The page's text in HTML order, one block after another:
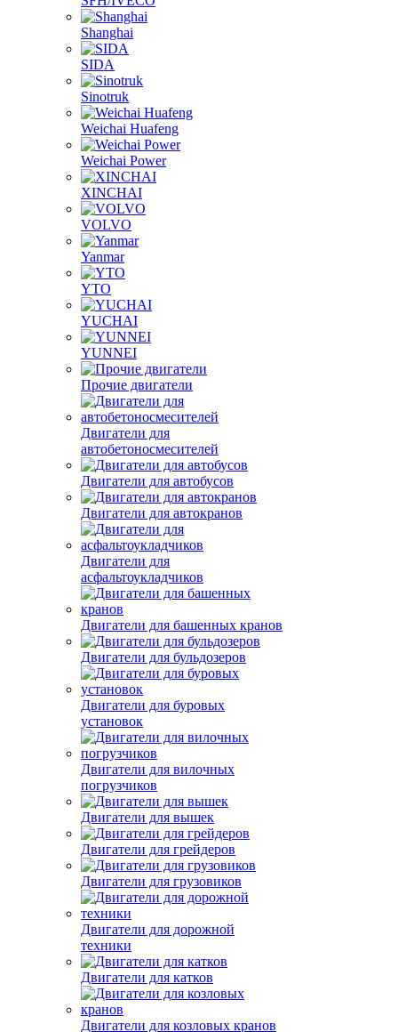
Shanghai
SIDA
Sinotruk
Weichai Huafeng
Weichai Power
XINCHAI
VOLVO
Yanmar
YTO
YUCHAI
YUNNEI
Прочие двигатели
Двигатели для
автобетоносмесителей
Двигатели для автобусов
Двигатели для автокранов
Двигатели для
асфальтоукладчиков
Двигатели для башенных кранов
Двигатели для бульдозеров
Двигатели для буровых
установок
Двигатели для вилочных
погрузчиков
Двигатели для вышек
Двигатели для грейдеров
Двигатели для грузовиков
Двигатели для дорожной
техники
Двигатели для катков
Двигатели для козловых кранов